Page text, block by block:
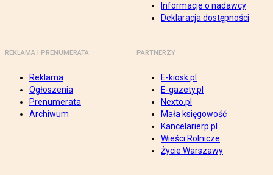
Informacje o nadawcy
Deklaracja dostępności
REKLAMA I PRENUMERATA
Reklama
Ogłoszenia
Prenumerata
Archiwum
PARTNERZY
E-kiosk.pl
E-gazety.pl
Nexto.pl
Mała księgowość
Kancelarierp.pl
Wieści Rolnicze
Życie Warszawy